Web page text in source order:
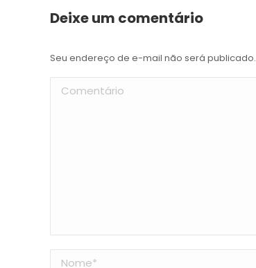
Deixe um comentário
Seu endereço de e-mail não será publicado.
Comentário
Nome *